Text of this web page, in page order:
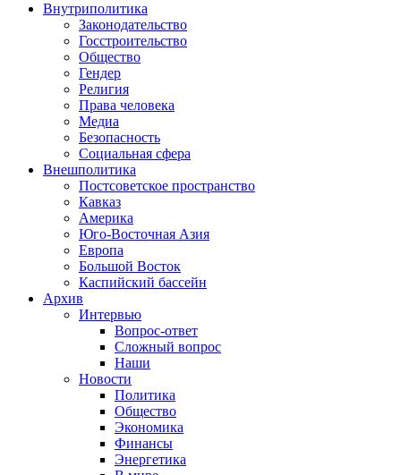
Внутриполитика
Законодательство
Госстроительство
Общество
Гендер
Религия
Права человека
Медиа
Безопасность
Социальная сфера
Внешполитика
Постсоветское пространство
Кавказ
Америка
Юго-Восточная Азия
Европа
Большой Восток
Каспийский бассейн
Архив
Интервью
Вопрос-ответ
Сложный вопрос
Наши
Новости
Политика
Общество
Экономика
Финансы
Энергетика